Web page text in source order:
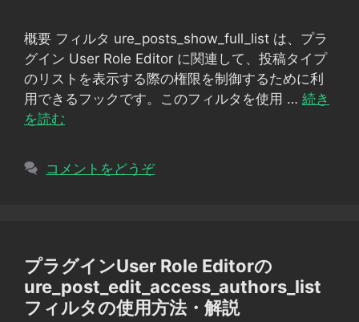
リ
ー
概要 フィルタ ure_posts_show_full_list は、プラ
グイン User Role Editor に関連して、投稿タイプ
のリストを表示する際の権限を制御するために利
用できるフックです。このフィルタを使用 … 続き
を読む
コメントをどうぞ
プラグインUser Role Editorの
ure_post_edit_access_authors_list
フィルタの使用方法・解説